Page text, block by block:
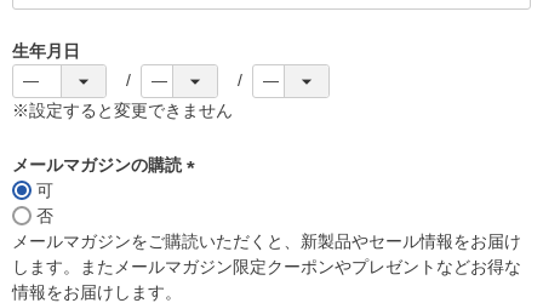
)
生年月日
※設定すると変更できません
メールマガジンの購読
須
)
可
否
メールマガジンをご購読いただくと、新製品やセール情報をお届け
します。またメールマガジン限定クーポンやプレゼントなどお得な
情報をお届けします。